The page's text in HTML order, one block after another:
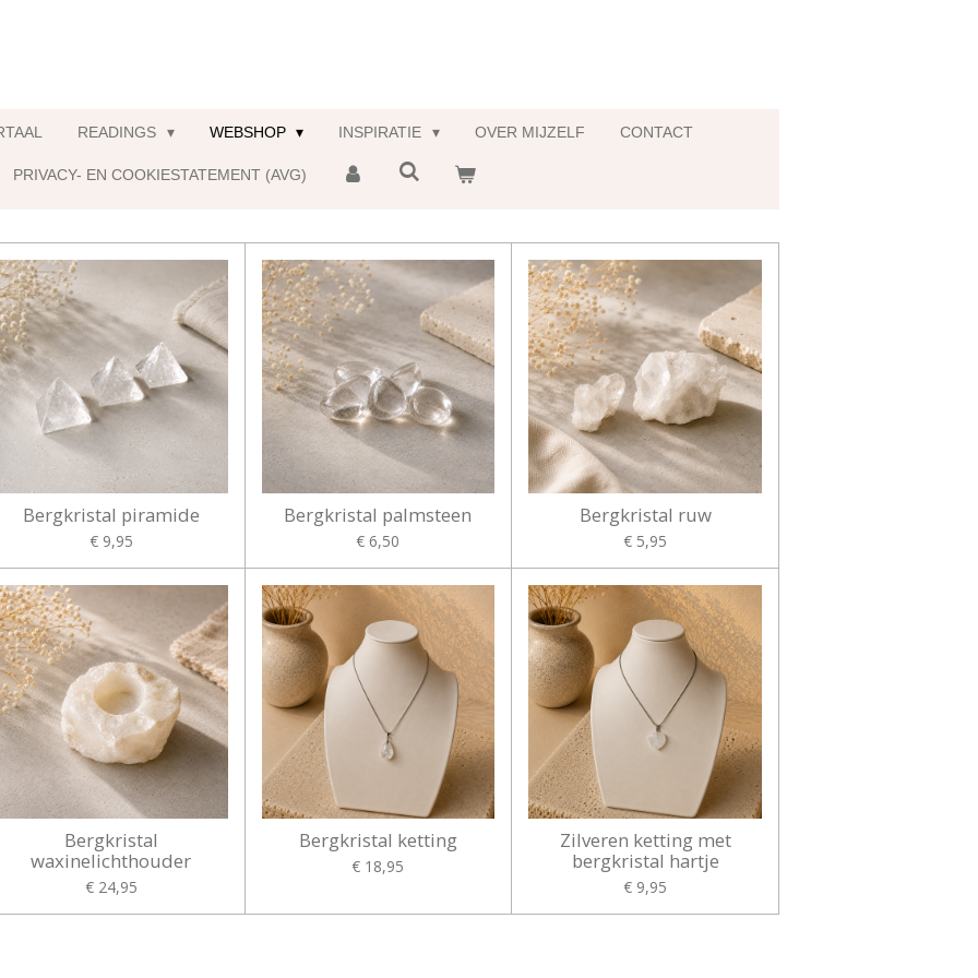
READINGS WEBSHOP INSPIRATIE OVER MIJZELF CONTACT
PRIVACY- EN COOKIESTATEMENT (AVG)
Bergkristal piramide
€ 9,95
Bergkristal palmsteen
€ 6,50
Bergkristal ruw
€ 5,95
Bergkristal
waxinelichthouder
€ 24,95
Bergkristal ketting
€ 18,95
Zilveren ketting met
bergkristal hartje
€ 9,95